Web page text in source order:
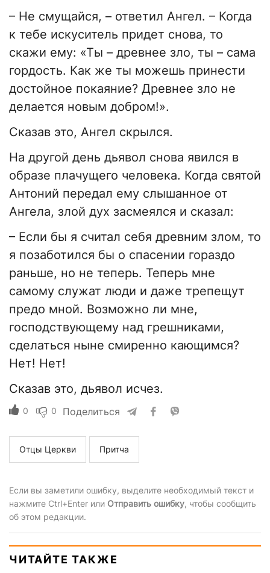
– Не смущайся, – ответил Ангел. – Когда
к тебе искуситель придет снова, то
скажи ему: «Ты – древнее зло, ты – сама
гордость. Как же ты можешь принести
достойное покаяние? Древнее зло не
делается новым добром!».
Сказав это, Ангел скрылся.
На другой день дьявол снова явился в
образе плачущего человека. Когда святой
Антоний передал ему слышанное от
Ангела, злой дух засмеялся и сказал:
– Если бы я считал себя древним злом, то
я позаботился бы о спасении гораздо
раньше, но не теперь. Теперь мне
самому служат люди и даже трепещут
предо мной. Возможно ли мне,
господствующему над грешниками,
сделаться ныне смиренно кающимся?
Нет! Нет!
Сказав это, дьявол исчез.
0 0 Поделиться
Отцы Церкви Притча
Если вы заметили ошибку, выделите необходимый текст и
нажмите Ctrl+Enter или Отправить ошибку, чтобы сообщить
об этом редакции.
ЧИТАЙТЕ ТАКЖЕ